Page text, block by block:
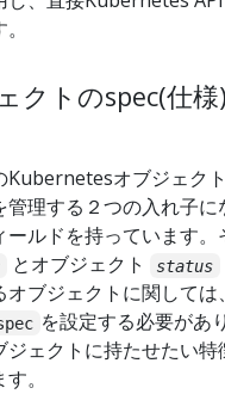
クトのspec(仕
Kubernetesオブジェク
管理する２つの入れ子
ールドを持っています。
とオブジェクト status
オブジェクトに関しては
を設定する必要があ
ジェクトに持たせたい
。